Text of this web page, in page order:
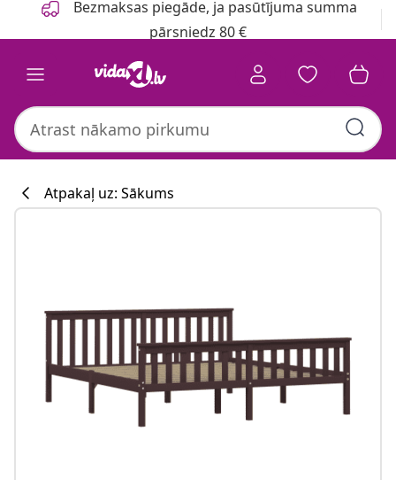
Bezmaksas piegāde, ja pasūtījuma summa
pārsniedz 80 €
Atpakaļ uz: Sākums